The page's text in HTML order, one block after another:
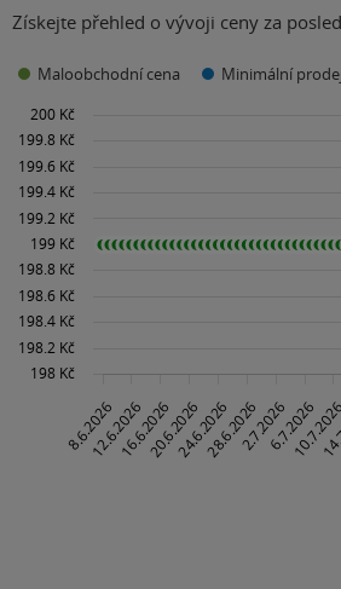
Získejte přehled o vývoji ceny za
Maloobchodní cena Minimální